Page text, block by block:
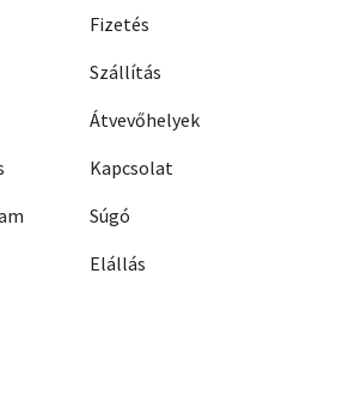
Fizetés
Szállítás
Átvevőhelyek
Kapcsolat
Súgó
Elállás